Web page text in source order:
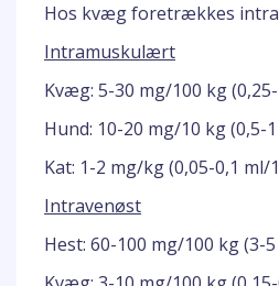
Hos kvæg foretrækkes
Intramuskulært
Kvæg: 5-30 mg/100 kg
Hund: 10-20 mg/10 kg (0,5-
Kat: 1-2 mg/kg (0,05-0,1 ml/
Intravenøst
Hest: 60-100 mg/100 kg (3-